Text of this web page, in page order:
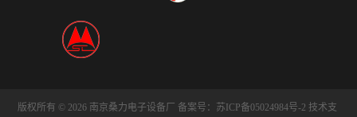
版权所有 © 2026 南京桑力电子设备厂 备案号：苏ICP备05024984号-2 技术支